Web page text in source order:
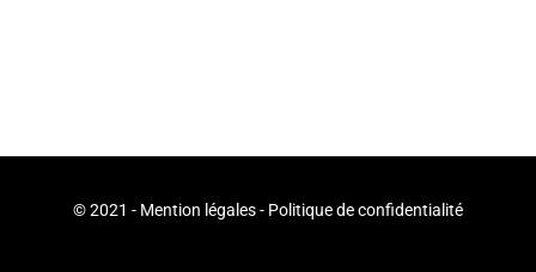
© 2021 - Mention légales- Politique de confidentialité